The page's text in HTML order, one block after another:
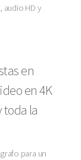
audio HD y
en
en 4K
toda la
para un